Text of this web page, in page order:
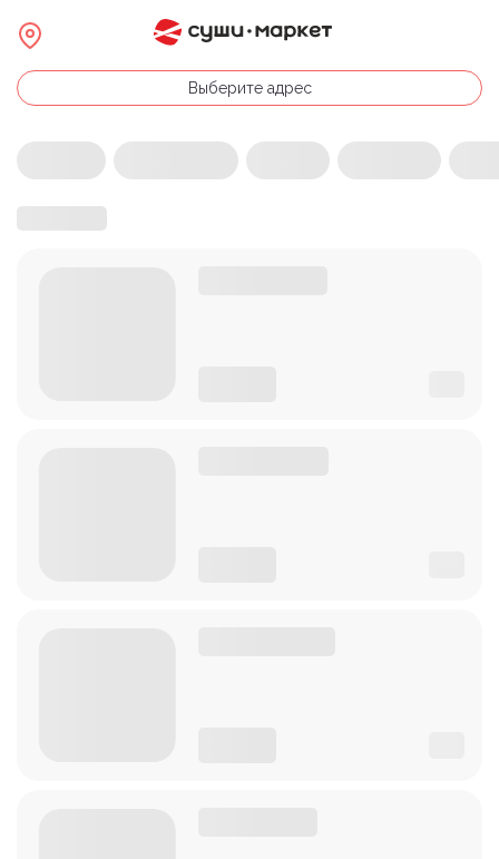
Выберите адрес